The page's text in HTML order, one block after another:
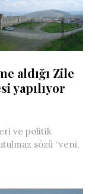
aldığı Zile
yapılıyor
ve politik
sözü “veni,